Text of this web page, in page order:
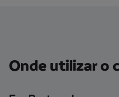
Onde utilizar o